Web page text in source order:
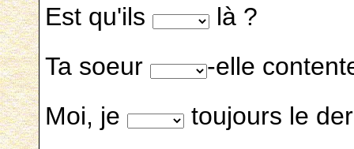
Est qu'ils
là ?
Ta soeur
-elle
Moi, je
toujours le